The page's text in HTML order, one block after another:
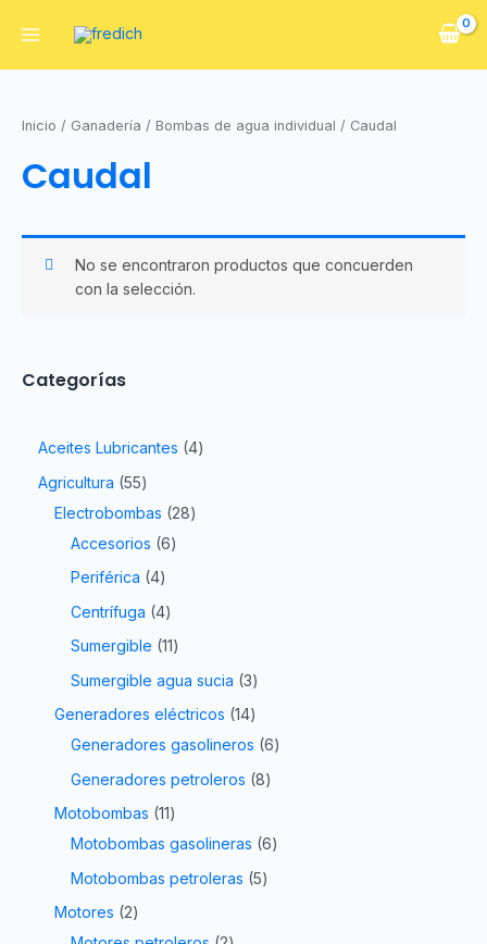
Categorías
Aceites Lubricantes 4
Agricultura 55
Electrobombas
28
Accesorios 6
Periférica 4
Centrífuga 4
Sumergible 11
Sumergible agua sucia 3
Generadores eléctricos 14
Generadores gasolineros 6
Generadores petroleros 8
Motobombas 11
Motobombas gasolineras 6
Motobombas petroleras 5
Motores
2
Inicio / Ganadería / Bombas de agua individual / Caudal
Caudal
No se encontraron productos que concuerden
con la selección.